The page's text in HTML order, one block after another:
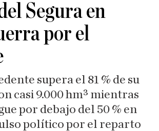
Segura en
por el
supera el 81 % de su
casi 9.000 hm³ mientras
por debajo del 50 % en
político por el reparto